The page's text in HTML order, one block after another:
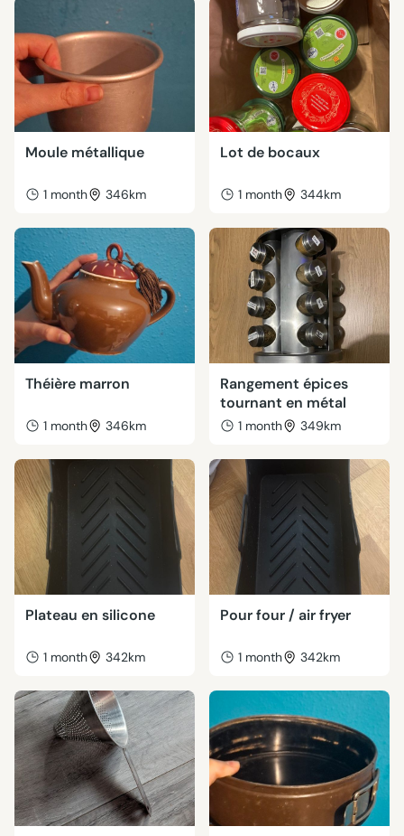
Moule métallique
1 month 346km
Lot de bocaux
1 month 344km
Théière marron
1 month 346km
Rangement épices
tournant en métal
1 month 349km
Plateau en silicone
1 month 342km
Pour four / air fryer
1 month 342km